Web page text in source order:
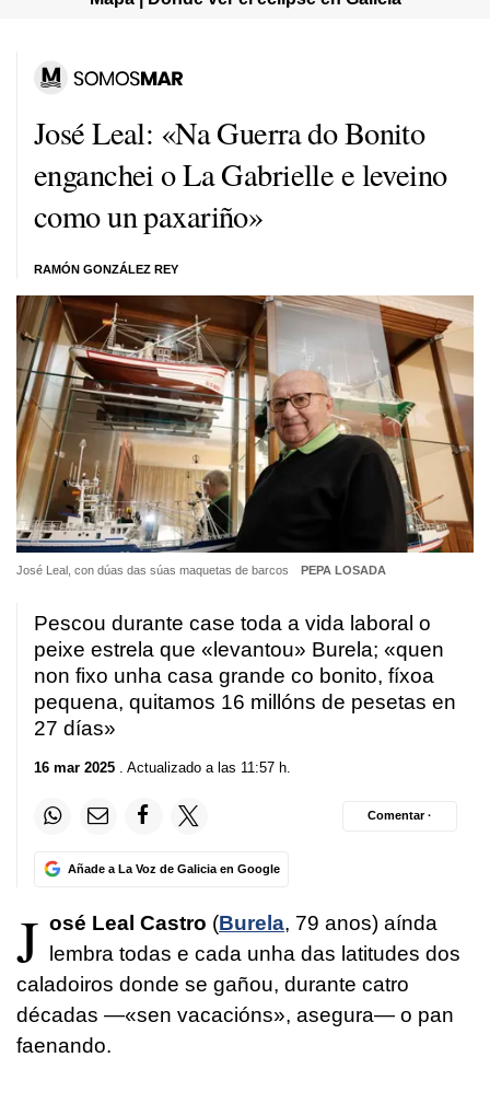
José Leal: «Na Guerra do Bonito
enganchei o La Gabrielle e leveino
como un paxariño»
RAMÓN GONZÁLEZ REY
José Leal, con dúas das súas maquetas de barcos PEPA LOSADA
Pescou durante case toda a vida laboral o
peixe estrela que «levantou» Burela; «quen
non fixo unha casa grande co bonito, fíxoa
pequena, quitamos 16 millóns de pesetas en
27 días»
16 mar 2025 . Actualizado a las 11:57 h.
Añade a La Voz de Galicia en Google
Comentar ·
J osé Leal Castro (Burela, 79 anos) aínda
lembra todas e cada unha das latitudes dos
caladoiros donde se gañou, durante catro
décadas —«sen vacacións», asegura— o pan
faenando.